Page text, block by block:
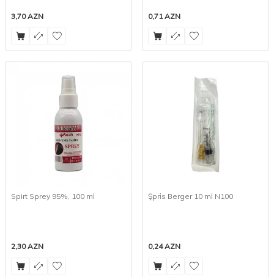
3,70AZN 0,71AZN
Spirt Sprey 95%, 100 ml
2,30AZN
Şpri̇s Berger 10 ml N100
0,24AZN